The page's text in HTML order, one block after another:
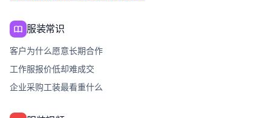
服装常识
客户为什么愿意长期合作
工作服报价低却难成交
企业采购工装最看重什么